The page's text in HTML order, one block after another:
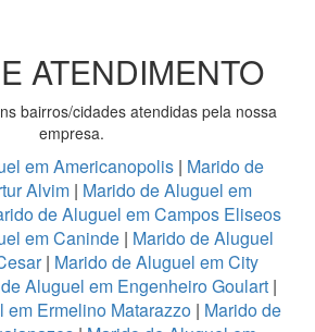
ATENDIMENTO
bairros/cidades atendidas pela nossa
empresa.
em Americanopolis | Marido de
Alvim | Marido de Aluguel em
de Aluguel em Campos Eliseos
em Caninde| Marido de Aluguel
| Marido de Aluguel em City
Aluguel em Engenheiro Goulart |
em Ermelino Matarazzo | Marido de